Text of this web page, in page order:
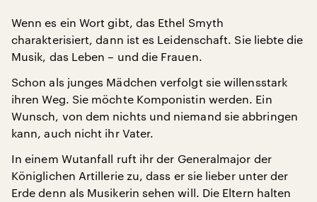
Wenn es ein Wort gibt, das Ethel Smyth
charakterisiert, dann ist es Leidenschaft. Sie liebte die
Musik, das Leben – und die Frauen.
Schon als junges Mädchen verfolgt sie willensstark
ihren Weg. Sie möchte Komponistin werden. Ein
Wunsch, von dem nichts und niemand sie abbringen
kann, auch nicht ihr Vater.
In einem Wutanfall ruft ihr der Generalmajor der
Königlichen Artillerie zu, dass er sie lieber unter der
Erde denn als Musikerin sehen will. Die Eltern halten